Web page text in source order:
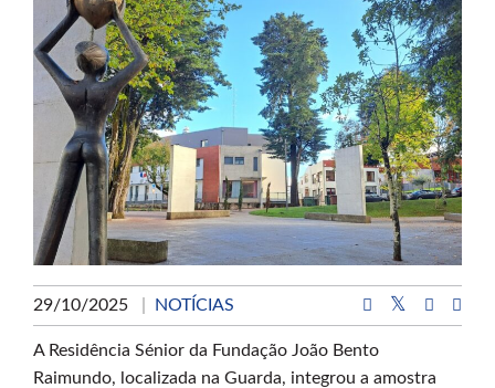
29/10/2025 NOTÍCIAS
A Residência Sénior da Fundação João Bento
Raimundo, localizada na Guarda, integrou a amostra